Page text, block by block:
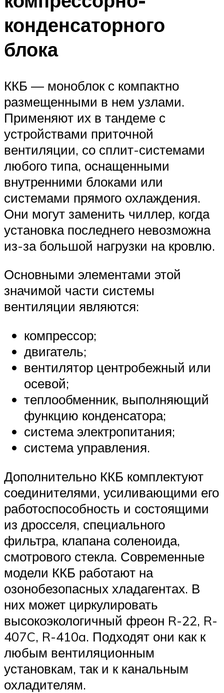
конденсаторного
блока
ККБ — моноблок с компактно
размещенными в нем узлами.
Применяют их в тандеме с
устройствами приточной
вентиляции, со сплит-системами
любого типа, оснащенными
внутренними блоками или
системами прямого охлаждения.
Они могут заменить чиллер, когда
установка последнего невозможна
из-за большой нагрузки на кровлю.
Основными элементами этой
значимой части системы
вентиляции являются:
компрессор;
двигатель;
вентилятор центробежный или
осевой;
теплообменник, выполняющий
функцию конденсатора;
система электропитания;
система управления.
Дополнительно ККБ комплектуют
соединителями, усиливающими его
работоспособность и состоящими
из дросселя, специального
фильтра, клапана соленоида,
смотрового стекла. Современные
модели ККБ работают на
озонобезопасных хладагентах. В
них может циркулировать
высокоэкологичный фреон R-22, R-
407C, R-410a. Подходят они как к
любым вентиляционным
установкам, так и к канальным
охладителям.